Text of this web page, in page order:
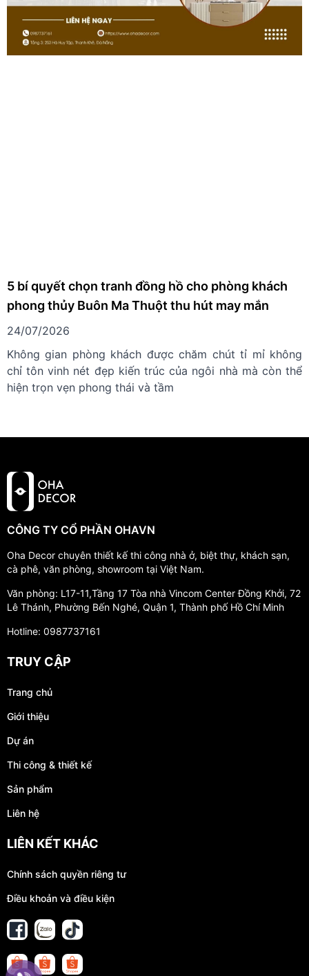
5 bí quyết chọn tranh đồng hồ cho phòng khách
phong thủy Buôn Ma Thuột thu hút may mắn
24/07/2026
Không gian phòng khách được chăm chút tỉ mỉ không
chỉ tôn vinh nét đẹp kiến trúc của ngôi nhà mà còn thể
hiện trọn vẹn phong thái và tầm
CÔNG TY CỔ PHẦN OHAVN
Oha Decor chuyên thiết kế thi công nhà ở, biệt thự, khách sạn,
cà phê, văn phòng, showroom tại Việt Nam.
Văn phòng: L17-11,Tầng 17 Tòa nhà Vincom Center Đồng Khởi, 72
Lê Thánh, Phường Bến Nghé, Quận 1, Thành phố Hồ Chí Minh
Hotline: 0987737161
TRUY CẬP
Trang chủ
Giới thiệu
Dự án
Thi công & thiết kế
Sản phẩm
Liên hệ
LIÊN KẾT KHÁC
Chính sách quyền riêng tư
Điều khoản và điều kiện